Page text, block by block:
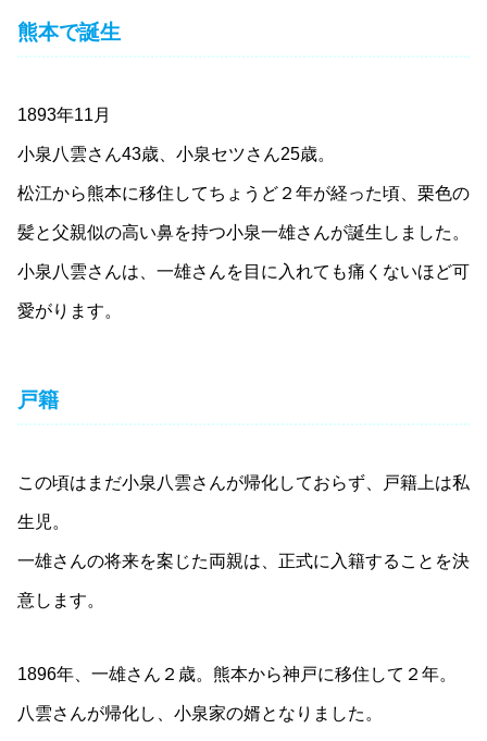
熊本で誕生
1893年11月
小泉八雲さん43歳、小泉セツさん25歳。
松江から熊本に移住してちょうど２年が経った頃、栗色の
髪と父親似の高い鼻を持つ小泉一雄さんが誕生しました。
小泉八雲さんは、一雄さんを目に入れても痛くないほど可
愛がります。
戸籍
この頃はまだ小泉八雲さんが帰化しておらず、戸籍上は私
生児。
一雄さんの将来を案じた両親は、正式に入籍することを決
意します。
1896年、一雄さん２歳。熊本から神戸に移住して２年。
八雲さんが帰化し、小泉家の婿となりました。